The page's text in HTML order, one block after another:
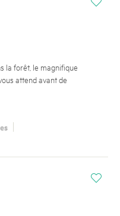
la forêt, le magnifique
attend avant de
i